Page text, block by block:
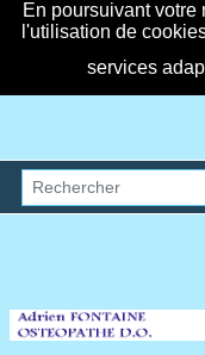
En poursuivant votre
l'utilisation de
services